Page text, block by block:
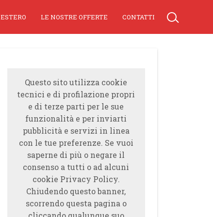
ESTERO LE NOSTRE OFFERTE CONTATTI
Questo sito utilizza cookie
tecnici e di profilazione propri
e di terze parti per le sue
funzionalità e per inviarti
pubblicità e servizi in linea
con le tue preferenze. Se vuoi
saperne di più o negare il
consenso a tutti o ad alcuni
cookie Privacy Policy.
Chiudendo questo banner,
scorrendo questa pagina o